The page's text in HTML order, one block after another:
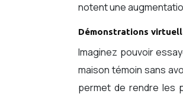
notent une
Démonstrations
Imaginez pouvoir
maison témoin sans
permet de rendre les